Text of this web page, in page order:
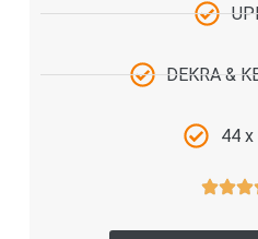
DEKRA &
44